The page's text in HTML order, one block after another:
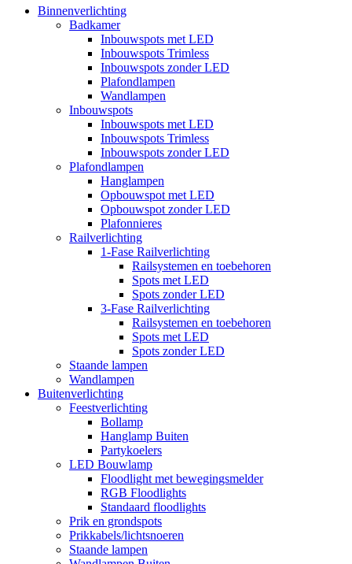
Binnenverlichting
Badkamer
Inbouwspots met LED
Inbouwspots Trimless
Inbouwspots zonder LED
Plafondlampen
Wandlampen
Inbouwspots
Inbouwspots met LED
Inbouwspots Trimless
Inbouwspots zonder LED
Plafondlampen
Hanglampen
Opbouwspot met LED
Opbouwspot zonder LED
Plafonnieres
Railverlichting
1-Fase Railverlichting
Railsystemen en toebehoren
Spots met LED
Spots zonder LED
3-Fase Railverlichting
Railsystemen en toebehoren
Spots met LED
Spots zonder LED
Staande lampen
Wandlampen
Buitenverlichting
Feestverlichting
Bollamp
Hanglamp Buiten
Partykoelers
LED Bouwlamp
Floodlight met bewegingsmelder
RGB Floodlights
Standaard floodlights
Prik en grondspots
Prikkabels/lichtsnoeren
Staande lampen